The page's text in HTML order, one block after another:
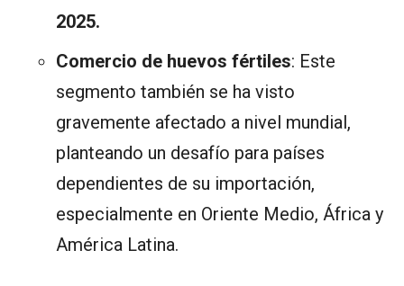
2025.
Comercio de huevos fértiles: Este
segmento también se ha visto
gravemente afectado a nivel mundial,
planteando un desafío para países
dependientes de su importación,
especialmente en Oriente Medio, África y
América Latina.